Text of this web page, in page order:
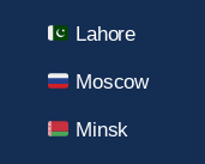
Lahore
Moscow
Minsk